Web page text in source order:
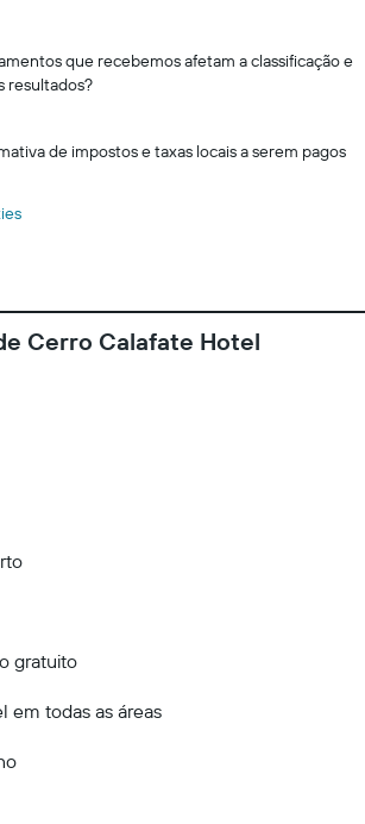
que recebemos afetam a classificação e
resultados?
de impostos e taxas locais a serem pagos
Cerro Calafate Hotel
gratuito
em todas as áreas